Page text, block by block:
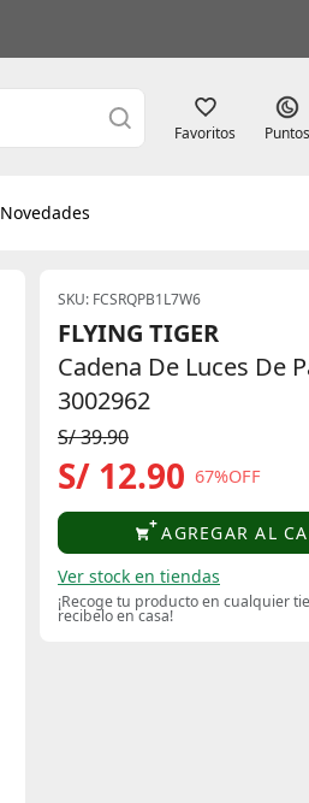
Favoritos Puntos
Novedades
SKU: FCSRQPB1L7W6
FLYING TIGER
Cadena De Luces De
3002962
S/ 39.90
S/ 12.90 67%OFF
AGREGAR AL
Ver stock en tiendas
¡Recoge tu producto en cualquier
recibelo en casa!